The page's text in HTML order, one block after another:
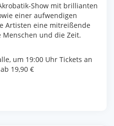
Show mit brillianten
einer aufwendigen
Artisten eine mitreißende
Menschen und die Zeit.
um 19:00 Uhr Tickets an
19,90 €